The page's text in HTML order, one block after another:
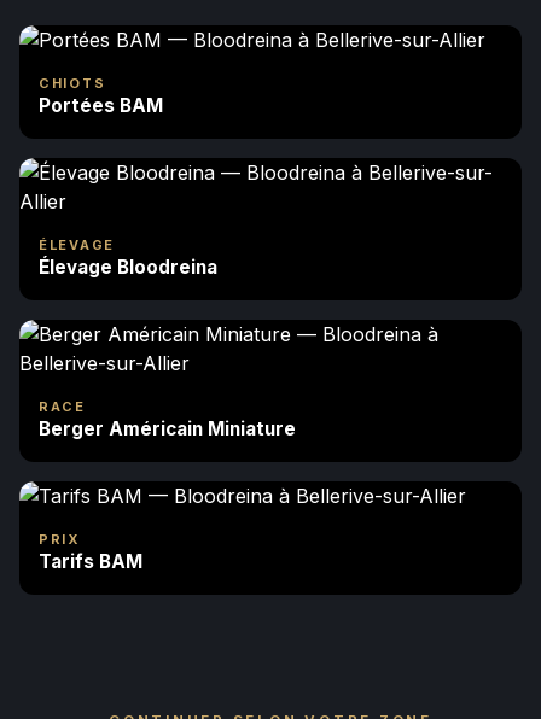
CHIOTS
Portées BAM
ÉLEVAGE
Élevage Bloodreina
RACE
Berger Américain Miniature
PRIX
Tarifs BAM